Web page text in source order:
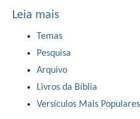
Leia mais
Temas
Pesquisa
Arquivo
Livros da Bíblia
Versículos Mais Populares